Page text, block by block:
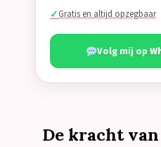
Gratis en altijd opzegbaar
Volg mij op
De kracht